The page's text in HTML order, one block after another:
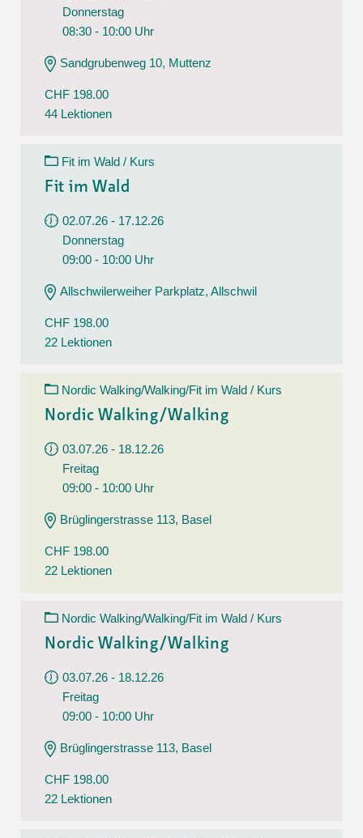
Donnerstag
08:30 - 10:00 Uhr
Sandgrubenweg 10, Muttenz
CHF 198.00
44 Lektionen
Fit im Wald / Kurs
Fit im Wald
02.07.26 - 17.12.26
Donnerstag
09:00 - 10:00 Uhr
Allschwilerweiher Parkplatz, Allschwil
CHF 198.00
22 Lektionen
Nordic Walking/Walking/Fit im Wald / Kurs
Nordic Walking/Walking
03.07.26 - 18.12.26
Freitag
09:00 - 10:00 Uhr
Brüglingerstrasse 113, Basel
CHF 198.00
22 Lektionen
Nordic Walking/Walking/Fit im Wald / Kurs
Nordic Walking/Walking
03.07.26 - 18.12.26
Freitag
09:00 - 10:00 Uhr
Brüglingerstrasse 113, Basel
CHF 198.00
22 Lektionen